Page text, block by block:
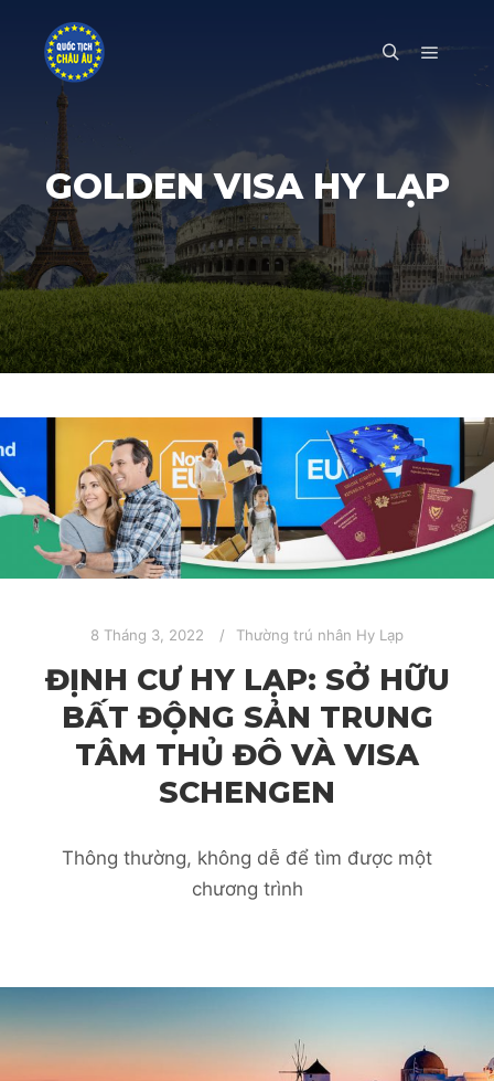
Main
GOLDEN VISA HY LẠP
8 Tháng 3, 2022 Thường trú nhân Hy Lạp
ĐỊNH CƯ HY LẠP: SỞ HỮU
BẤT ĐỘNG SẢN TRUNG
TÂM THỦ ĐÔ VÀ VISA
SCHENGEN
Thông thường, không dễ để tìm được một
chương trình